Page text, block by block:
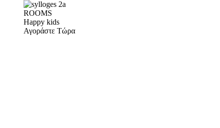
ROOMS
Happy kids
Αγοράστε Τώρα